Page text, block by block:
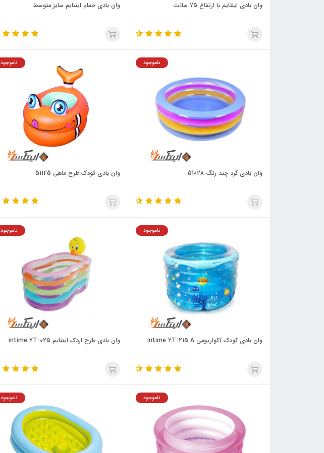
وان بادی اینتایم با ارتفاع 75 سانت وان بادی حمام اینتایم سایز متوسط
ناموجود
وان بادی گرد چند رنگ 51028
ناموجود
وان بادی کودک طرح ماهی 51125
ناموجود
وان بادی کودک آکواریومی intime YT-215 A
ناموجود
وان بادی طرح اردک اینتایم intime YT-025
ناموجود ناموجود